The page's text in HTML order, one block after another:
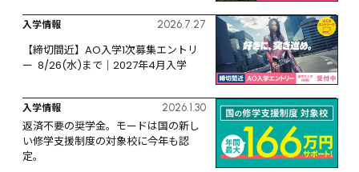
入学情報 2026.7.27
【締切間近】AO入学1次募集エントリ
ー  8/26(水)まで｜2027年4月入学
入学情報 2026.1.30
返済不要の奨学金。モードは国の新し
い修学支援制度の対象校に今年も認
定。